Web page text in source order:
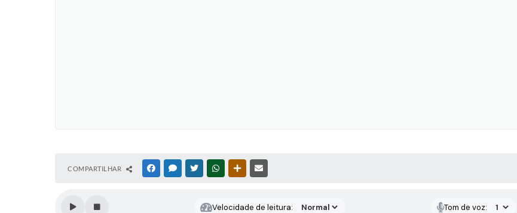
COMPARTILHAR FACEBOOKMESSENGER
TWITTERWHATSAPPOUTRAS MÍDIAS
Velocidade de leitura: Tom de voz: